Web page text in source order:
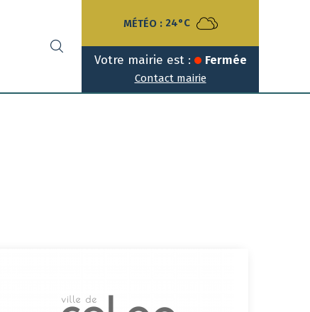
MÉTÉO : 24°C
Votre mairie est : Fermée
Contact mairie